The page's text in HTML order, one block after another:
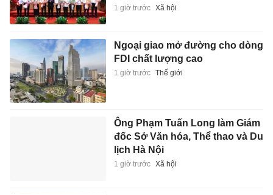
1 giờ trước Xã hội
Ngoại giao mở đường cho dòng
FDI chất lượng cao
1 giờ trước Thế giới
Ông Phạm Tuấn Long làm Giám
đốc Sở Văn hóa, Thể thao và Du
lịch Hà Nội
1 giờ trước Xã hội